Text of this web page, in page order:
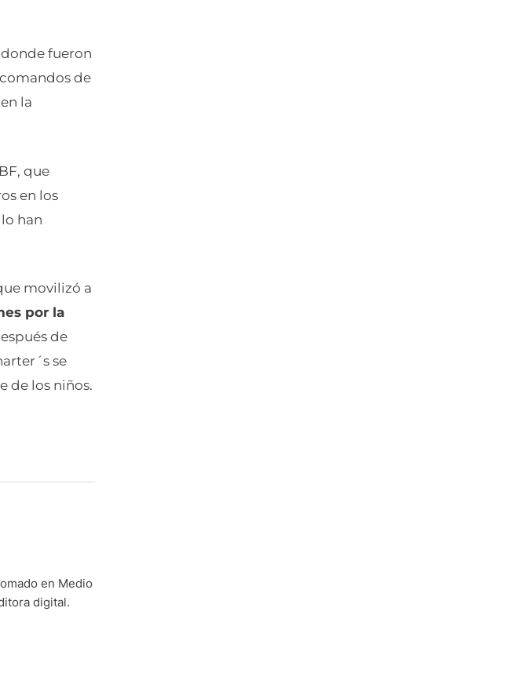
fueron
de
la
que
en los
han
movilizó a
por la
de
se
de los niños.
en Medio
digital.